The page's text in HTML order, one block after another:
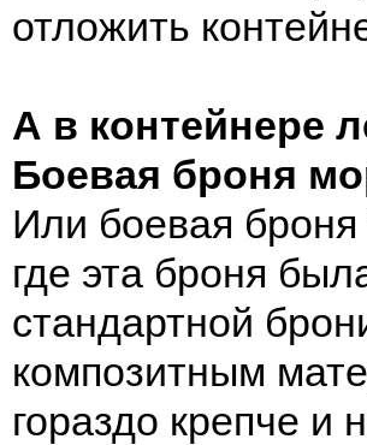
отложить
А в контейнере
Боевая броня
Или боевая
где эта броня
стандартной
композитным
гораздо крепче и